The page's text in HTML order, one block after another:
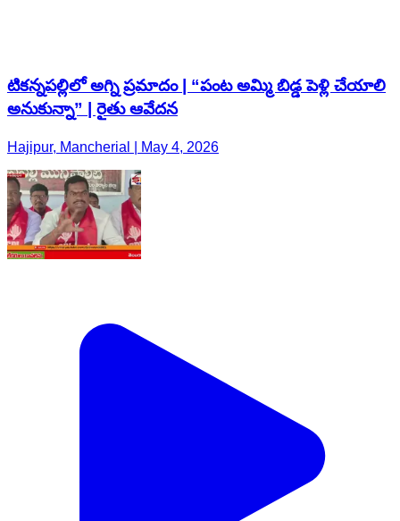
టికన్నపల్లిలో అగ్ని ప్రమాదం | “పంట అమ్మి బిడ్డ పెళ్లి చేయాలి
అనుకున్నా” | రైతు ఆవేదన
Hajipur, Mancherial | May 4, 2026